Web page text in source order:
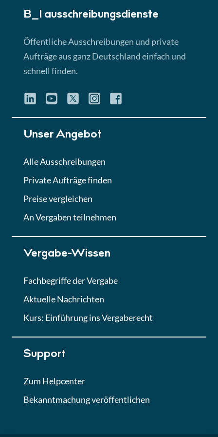
Lektion 3
► 4:31 Min
Quiz
Eignung im Vergabeverfahren
Lektion 6
Abgabe von Angeboten
Lektion
Lektion 7
Finales Quiz
B_I ausschreibungs­dienste
Öffentliche Ausschreibungen und private
Aufträge aus ganz Deutschland einfach und
schnell finden.
Unser Angebot
Alle Ausschreibungen
Private Aufträge finden
Preise vergleichen
An Vergaben teilnehmen
Vergabe-Wissen
Fachbegriffe der Vergabe
Aktuelle Nachrichten
Kurs: Einführung ins Vergaberecht
Support
Zum Helpcenter
Bekanntmachung veröffentlichen